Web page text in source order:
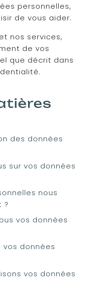
personnelles,
de vous aider.
nos services,
de vos
que décrit dans
des données
sur vos données
nous
?
vos données
vos données
vos données